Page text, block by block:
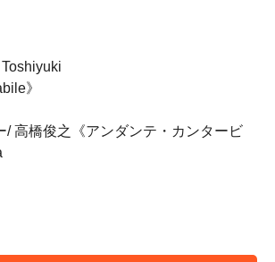
》
/ 高橋俊之《アンダンテ・カンタービ